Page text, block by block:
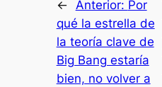
← Anterior: Por
qué la estrella de
la teoría clave de
Big Bang estaría
bien, no volver a